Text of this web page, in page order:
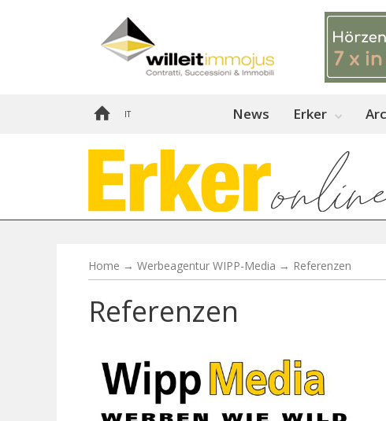
IT News Erker
Home → Werbeagentur WIPP-Media → Referenzen
Referenzen